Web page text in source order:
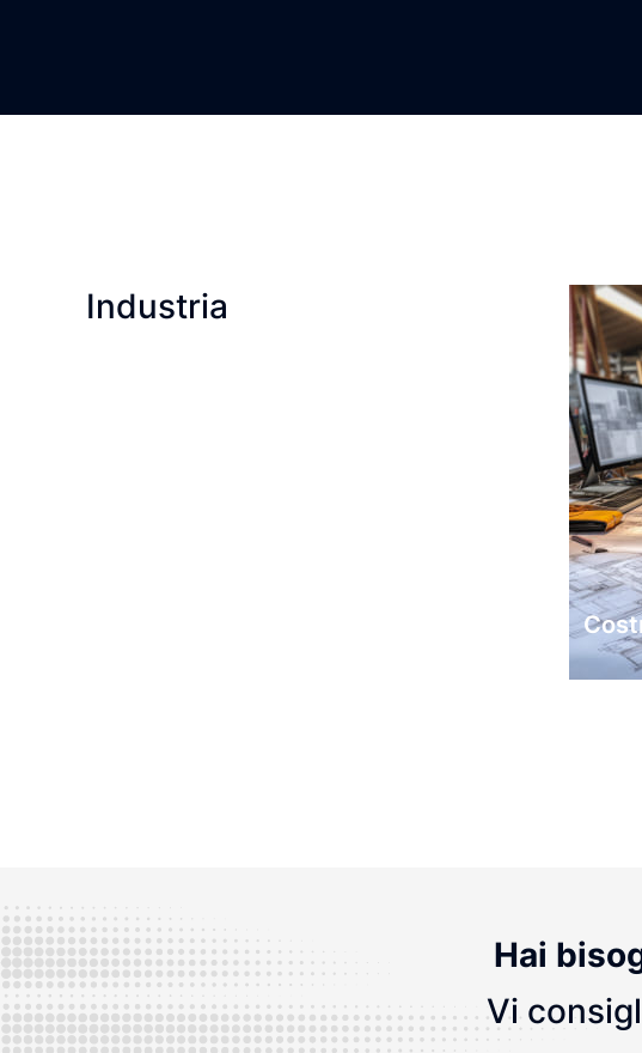
Industria
Hai
Vi